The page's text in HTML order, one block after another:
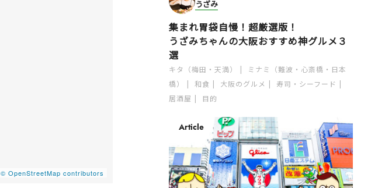
© OpenStreetMap contributors
うざみ
集まれ胃袋自慢！超厳選版！
うざみちゃんの大阪おすすめ神グルメ３
選
キタ（梅田・天満）
ミナミ（難波・心斎橋・日本
橋）
和食 大阪のグルメ
寿司・シーフード
居酒屋
目的
Article